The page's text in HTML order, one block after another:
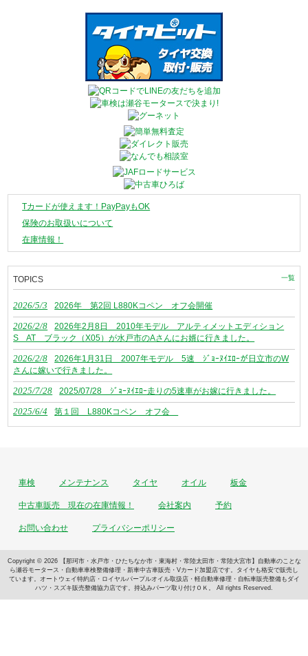
Tカードが使えます！PayPayもOK
保険のお取扱いについて
在庫情報！
TOPICS 一覧
2026/5/3 2026年 第2回 L880Kコペン オフ会開催
2026/2/8
2026年2月8日 2010年モデル アルティメットエディション
S AT ブラック（X05）が水戸市のAさんにお婿に行きました。
2026/2/8
2026年1月31日 2007年モデル 5速 ｼﾞｮｰﾇｲｴﾛｰが日立市のW
さんに嫁いで行きました。
2025/7/28 2025/07/28 ｼﾞｮｰﾇｲｴﾛｰ走りの5速車がお嫁に行きました。
2025/6/4 第１回 L880Kコペン オフ会
車検 メンテナンス タイヤ オイル 板金
中古車販売 現在の在庫情報！ 会社案内 予約
お問い合わせ プライバシーポリシー
Copyright © 2026 【那珂市・水戸市・ひたちなか市・東海村・常陸太田市・常陸大宮市】自動車のことな
ら瀬谷モータース・自動車車検整備修理・新車中古車販売・Vカード加盟店です。タイヤも格安で販売し
ています。オートウェイ特約店・ロイヤルパープルオイル取扱店・軽自動車修理・自転車販売整備もダイ
ハツ・スズキ販売整備協力店です。持込みパーツ取り付けＯＫ。 All rights Reserved.